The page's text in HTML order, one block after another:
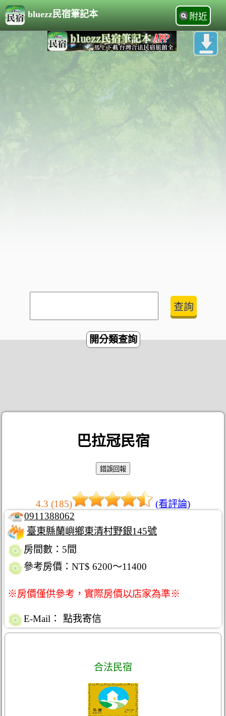
bluezz民宿筆記本 附近
開分類查詢
巴拉冠民宿
4.3 (185)
(看評論)
0911388062
臺東縣蘭嶼鄉東清村野銀145號
房間數：5間
參考房價：NT$ 6200～11400
※房價僅供參考，實際房價以店家為準※
E-Mail： 點我寄信
合法民宿